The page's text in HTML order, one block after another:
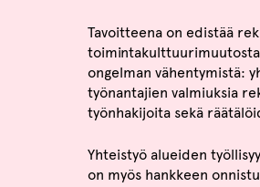
Tavoitteena on edistää
ongelman vähentymistä:
työnantajien valmiuksia
työnhakijoita sekä
Yhteistyö alueiden
on myös hankkeen